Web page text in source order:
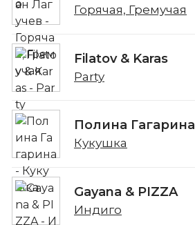
Горячая, Гремучая
Filatov & Karas
Party
Полина Гагарина
Кукушка
Gayana & PIZZA
Индиго